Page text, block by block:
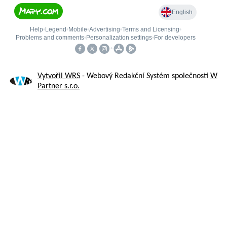
Vytvořil WRS - Webový Redakční Systém společnosti W
Partner s.r.o.